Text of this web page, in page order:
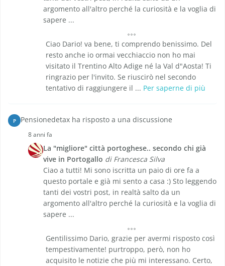
argomento all'altro perché la curiosità e la voglia di
sapere ...
Ciao Dario! va bene, ti comprendo benissimo. Del
resto anche io ormai vecchiaccio non ho mai
visitato il Trentino Alto Adige né la Val d"Aosta! Ti
ringrazio per l'invito. Se riuscirò nel secondo
tentativo di raggiungere il ... Per saperne di più
P Pensionedetax ha risposto a una discussione
8 anni fa
La "migliore" città portoghese.. secondo chi già
vive in Portogallo di Francesca Silva
Ciao a tutti! Mi sono iscritta un paio di ore fa a
questo portale e già mi sento a casa :) Sto leggendo
tanti dei vostri post, in realtà salto da un
argomento all'altro perché la curiosità e la voglia di
sapere ...
Gentilissimo Dario, grazie per avermi risposto così
tempestivamente! purtroppo, però, non ho
acquisito le notizie che più mi interessano. Certo,